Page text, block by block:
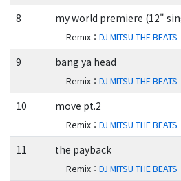
8 my world premiere (12"
Remix ：DJ MITSU THE BEATS
9 bang ya head
Remix ：DJ MITSU THE BEATS
10 move pt.2
Remix ：DJ MITSU THE BEATS
11 the payback
Remix ：DJ MITSU THE BEATS